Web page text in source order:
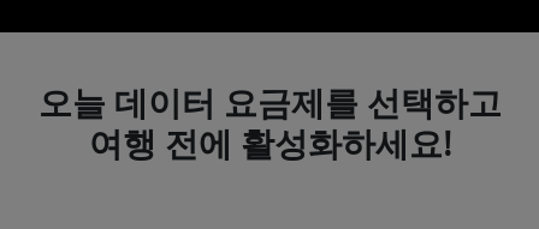
오늘 데이터 요금제를 선택하고
여행 전에 활성화하세요!